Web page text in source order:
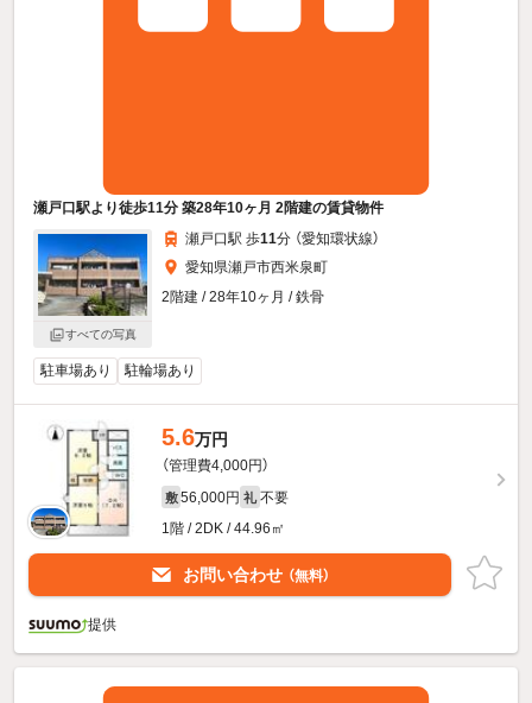
瀬戸口駅より徒歩11分 築28年10ヶ月 2階建の賃貸物件
すべての写真
瀬戸口駅 歩11分 （愛知環状線）
愛知県瀬戸市西米泉町
2階建 / 28年10ヶ月 / 鉄骨
駐車場あり 駐輪場あり
5.6万円
（管理費4,000円）
敷 56,000円 礼 不要
1階 / 2DK / 44.96㎡
お問い合わせ （無料）
提供